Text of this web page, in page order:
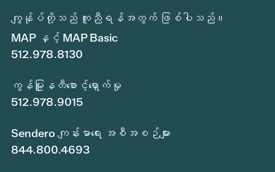
ကျွန်ုပ်တို့သည် ကူညီရန်အတွက် ဖြစ်ပါသည်။
MAP နှင့် MAP Basic
512.978.8130
ကွန်မြူနတီစောင့်ရှောက်မှု
512.978.9015
Sendero ကျန်းမာရေး အစီအစဉ်များ
844.800.4693